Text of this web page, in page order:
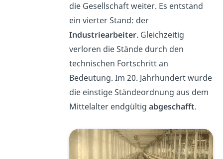
die Gesellschaft weiter. Es entstand
ein vierter Stand: der
Industriearbeiter. Gleichzeitig
verloren die Stände durch den
technischen Fortschritt an
Bedeutung. Im 20. Jahrhundert wurde
die einstige Ständeordnung aus dem
Mittelalter endgültig abgeschafft.